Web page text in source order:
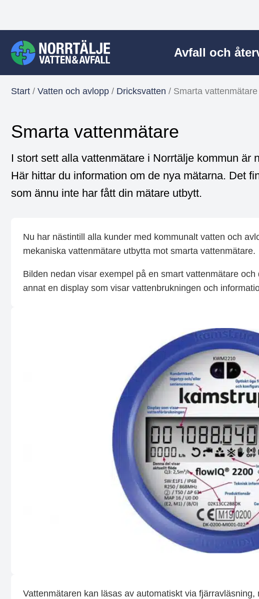
Avfall och
Start / Vatten och avlopp / Dricksvatten / Smarta vattenmätare
Smarta vattenmätare
I stort sett alla vattenmätare i Norrtälje kommun är
Här hittar du information om de nya mätarna. Det
som ännu inte har fått din mätare utbytt.
Nu har nästintill alla kunder med kommunalt vatten och
mekaniska vattenmätare utbytta mot smarta vattenmätare.
Bilden nedan visar exempel på en smart vattenmätare
annat en display som visar vattenbrukningen och
Vattenmätaren kan läsas av automatiskt via